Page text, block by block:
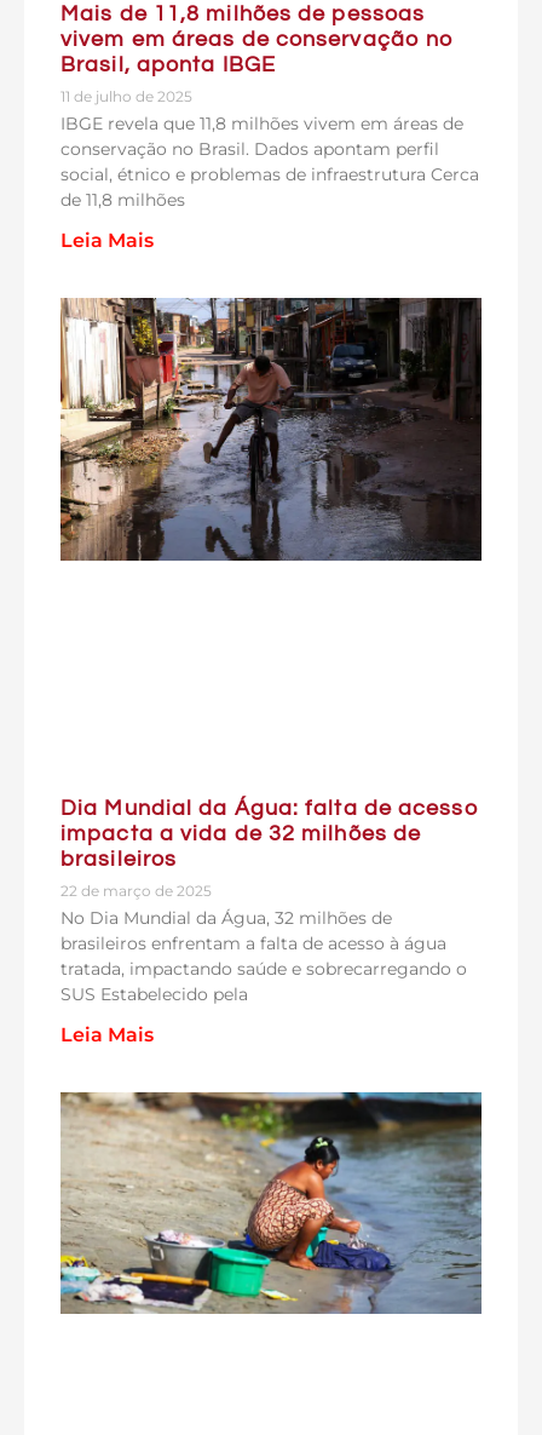
Mais de 11,8 milhões de pessoas
vivem em áreas de conservação no
Brasil, aponta IBGE
11 de julho de 2025
IBGE revela que 11,8 milhões vivem em áreas de
conservação no Brasil. Dados apontam perfil
social, étnico e problemas de infraestrutura Cerca
de 11,8 milhões
Leia Mais
Dia Mundial da Água: falta de acesso
impacta a vida de 32 milhões de
brasileiros
22 de março de 2025
No Dia Mundial da Água, 32 milhões de
brasileiros enfrentam a falta de acesso à água
tratada, impactando saúde e sobrecarregando o
SUS Estabelecido pela
Leia Mais